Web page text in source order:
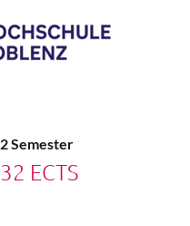
2 Semester
32 ECTS